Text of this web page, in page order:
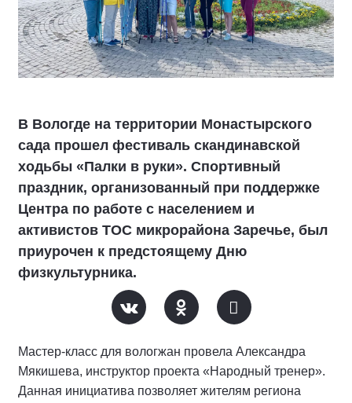
В Вологде на территории Монастырского
сада прошел фестиваль скандинавской
ходьбы «Палки в руки». Спортивный
праздник, организованный при поддержке
Центра по работе с населением и
активистов ТОС микрорайона Заречье, был
приурочен к предстоящему Дню
физкультурника.
Мастер-класс для вологжан провела Александра
Мякишева, инструктор проекта «Народный тренер».
Данная инициатива позволяет жителям региона